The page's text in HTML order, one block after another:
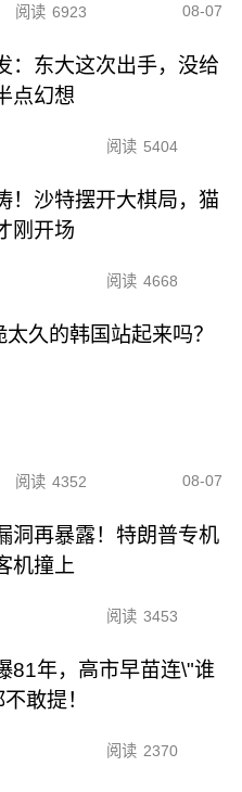
阅读 6923 08-07
：东大这次出手，没给
点幻想
阅读 5404
！沙特摆开大棋局，猫
刚开场
阅读 4668
久的韩国站起来吗？
阅读 4352 08-07
洞再暴露！特朗普专机
机撞上
阅读 3453
81年，高市早苗连\"谁
敢提！
阅读 2370